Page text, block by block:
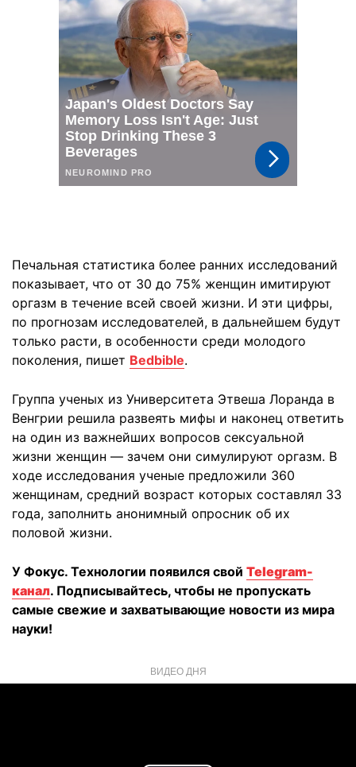
Печальная статистика более ранних исследований
показывает, что от 30 до 75% женщин имитируют
оргазм в течение всей своей жизни. И эти цифры,
по прогнозам исследователей, в дальнейшем будут
только расти, в особенности среди молодого
поколения, пишет Bedbible.
Группа ученых из Университета Этвеша Лоранда в
Венгрии решила развеять мифы и наконец ответить
на один из важнейших вопросов сексуальной
жизни женщин — зачем они симулируют оргазм. В
ходе исследования ученые предложили 360
женщинам, средний возраст которых составлял 33
года, заполнить анонимный опросник об их
половой жизни.
У Фокус. Технологии появился свой Telegram-
канал. Подписывайтесь, чтобы не пропускать
самые свежие и захватывающие новости из мира
науки!
ВИДЕО ДНЯ